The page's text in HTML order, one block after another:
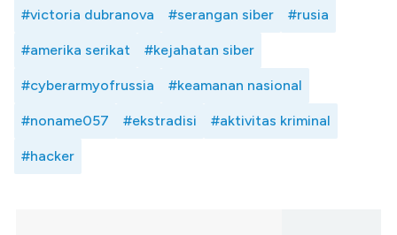
#victoria dubranova #serangan siber #rusia
#amerika serikat #kejahatan siber
#cyberarmyofrussia #keamanan nasional
#noname057 #ekstradisi #aktivitas kriminal
#hacker